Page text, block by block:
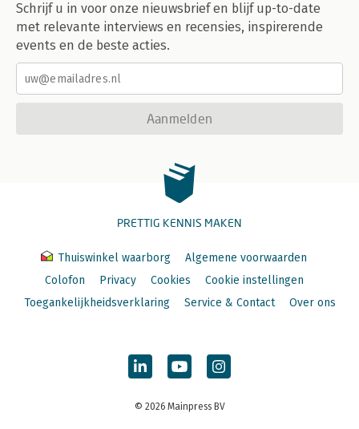
Schrijf u in voor onze nieuwsbrief en blijf up-to-date
met relevante interviews en recensies, inspirerende
events en de beste acties.
Aanmelden
PRETTIG KENNIS MAKEN
Thuiswinkel waarborg
Algemene voorwaarden
Colofon
Privacy Cookies
Cookie instellingen
Toegankelijkheidsverklaring
Service & Contact Over ons
© 2026 Mainpress BV